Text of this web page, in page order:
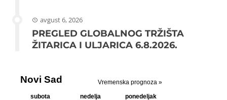
avgust 6, 2026
PREGLED GLOBALNOG TRŽIŠTA
ŽITARICA I ULJARICA 6.8.2026.